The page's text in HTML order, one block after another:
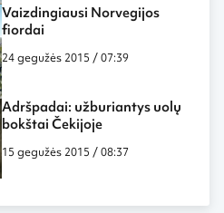
Vaizdingiausi Norvegijos
fiordai
24 gegužės 2015 / 07:39
Adršpadai: užburiantys uolų
bokštai Čekijoje
15 gegužės 2015 / 08:37